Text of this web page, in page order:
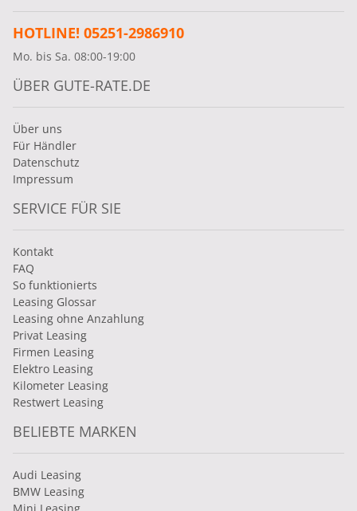
HOTLINE! 05251-2986910
Mo. bis Sa. 08:00-19:00
ÜBER GUTE-RATE.DE
Über uns
Für Händler
Datenschutz
Impressum
SERVICE FÜR SIE
Kontakt
FAQ
So funktionierts
Leasing Glossar
Leasing ohne Anzahlung
Privat Leasing
Firmen Leasing
Elektro Leasing
Kilometer Leasing
Restwert Leasing
BELIEBTE MARKEN
Audi Leasing
BMW Leasing